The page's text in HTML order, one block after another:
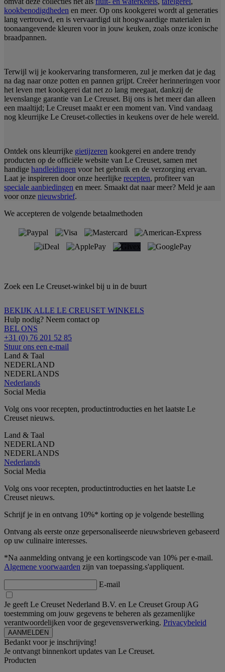
kookbenodigdheden en meer. Op ons kookgerei wordt al generaties
lang vertrouwd, en is vervaardigd uit hoogwaardige materialen in
toonaangevende kleuren voor in jouw keuken, zoals onze iconische
braadpannen.
Terwijl wij je kookervaring transformeren, zul je merken dat je dag
na dag naar onze potten en pannen grijpt. Creëer herinneringen voor
het leven met kookgerei dat net zo lang meegaat, dankzij de
levenslange garantie van Le Creuset. Bij ons is het meer dan alleen
een maaltijd; Le Creuset maakt er een moment van. Vind vandaag
nog kleurrijke Le Creuset-collecties in keukens over de hele wereld.
Ontdek ons kleurrijke gietijzeren kookgerei en andere trendy
producten op de officiële website van Le Creuset, samen met
handige handleidingen voor het gebruik en de verzorging ervan.
Laat je inspireren door onze heerlijke recepten, profiteer van
speciale aanbiedingen en meer. Smaakt dat naar meer? Meld je aan
voor onze nieuwsbrief.
We accepteren de volgende betaalmethoden
Zoek een Le Creuset-winkel bij u in de buurt
BEKIJK ALLE LE CREUSET WINKELS
Hulp nodig? Neem contact op
BEL ONS
+31 (0) 76 201 52 85
Stuur ons een e-mail
Land & Taal
NEDERLAND
NEDERLANDS
Nederlands
Social Media
Volg ons voor recepten, productintroducties en het laatste Le
Creuset nieuws.
Land & Taal
NEDERLAND
NEDERLANDS
Nederlands
Social Media
Volg ons voor recepten, productintroducties en het laatste Le
Creuset nieuws.
Schrijf je in en ontvang 10%* korting op je volgende bestelling
Ontvang als eerste onze gepersonaliseerde nieuwsbrieven gebaseerd
op uw culinaire interesses.
*Na aanmelding ontvang je een kortingscode van 10% per e-mail.
Algemene voorwaarden zijn van toepassing.s'appliquent.
E-mail
Je geeft Le Creuset Nederland B.V. en Le Creuset Group AG
toestemming om jouw gegevens te beheren als gezamenlijke
verantwoordelijken voor de gegevensverwerking. Privacybeleid
Bedankt voor je inschrijving!
Je ontvangt binnenkort updates van Le Creuset.
Producten